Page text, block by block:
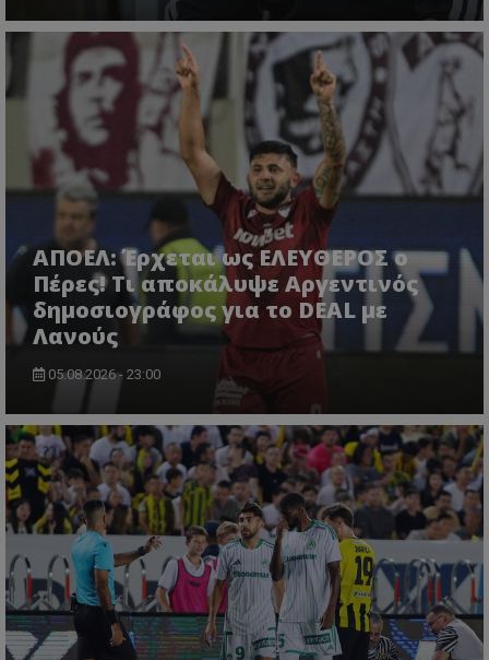
ΑΠΟΕΛ: Έρχεται ως ΕΛΕΥΘΕΡΟΣ ο
Πέρες! Τι αποκάλυψε Αργεντινός
δημοσιογράφος για το DEAL με
Λανούς
05.08.2026 - 23:00